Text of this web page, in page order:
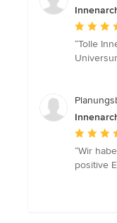
5
Sternen
“Tolle
5
“Wir
positive